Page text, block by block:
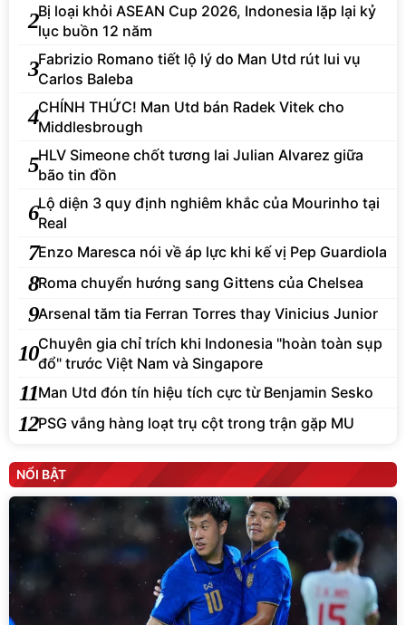
2Bị loại khỏi ASEAN Cup 2026, Indonesia lặp lại kỷ
lục buồn 12 năm
3Fabrizio Romano tiết lộ lý do Man Utd rút lui vụ
Carlos Baleba
4CHÍNH THỨC! Man Utd bán Radek Vitek cho
Middlesbrough
5HLV Simeone chốt tương lai Julian Alvarez giữa
bão tin đồn
6Lộ diện 3 quy định nghiêm khắc của Mourinho tại
Real
7Enzo Maresca nói về áp lực khi kế vị Pep Guardiola
8Roma chuyển hướng sang Gittens của Chelsea
9Arsenal tăm tia Ferran Torres thay Vinicius Junior
10Chuyên gia chỉ trích khi Indonesia "hoàn toàn sụp
đổ" trước Việt Nam và Singapore
11Man Utd đón tín hiệu tích cực từ Benjamin Sesko
12PSG vắng hàng loạt trụ cột trong trận gặp MU
NỔI BẬT